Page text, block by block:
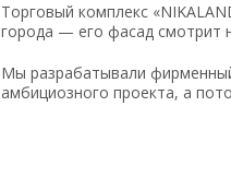
Торговый комплекс
города — его фасад смотрит
Мы разрабатывали
амбициозного проекта, а